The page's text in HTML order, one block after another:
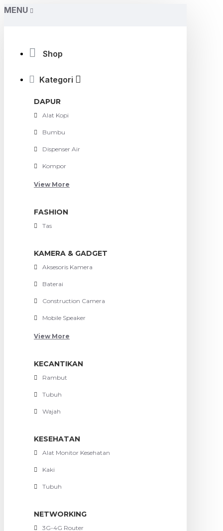
MENU
Shop
Kategori
DAPUR
Alat Kopi
Bumbu
Dispenser Air
Kompor
View More
FASHION
Tas
KAMERA & GADGET
Aksesoris Kamera
Baterai
Construction Camera
Mobile Speaker
View More
KECANTIKAN
Rambut
Tubuh
Wajah
KESEHATAN
Alat Monitor Kesehatan
Kaki
Tubuh
NETWORKING
3G-4G Router